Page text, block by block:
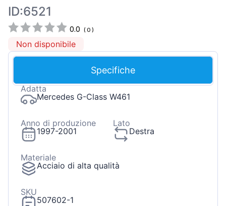
ID:6521
0.0 (0 )
Non disponibile
Specifiche
Adatta
Mercedes G-Class W461
Anno di produzione
1997-2001
Lato
Destra
Materiale
Acciaio di alta qualità
SKU
507602-1